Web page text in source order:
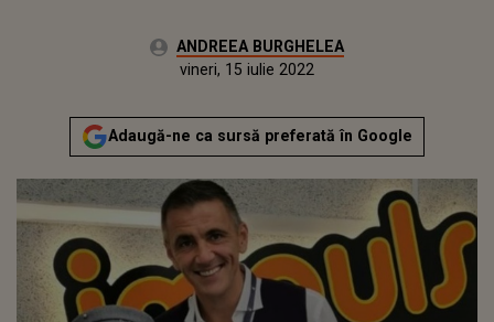
Autor:ANDREEA BURGHELEA
vineri, 23 octombrie 2020Actualizat:
vineri, 15 iulie 2022
Adaugă-ne ca sursă preferată în Google